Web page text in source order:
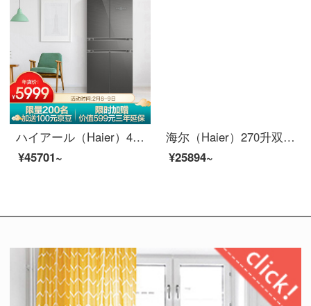
ハイアール（Haier）476リットルの周波数変换风冷无霜中字多门5ドアの冷蔵库の乾湿分贮母体の専用スペースの中门は全部BC-476 WD EUU 1を温めます。
¥45701~
海尔（Haier）270升双变频风冷无霜三门冰箱 干湿分储全开抽屉 钢化玻璃宽幅变温 BCD-270WDEWU1
¥25894~